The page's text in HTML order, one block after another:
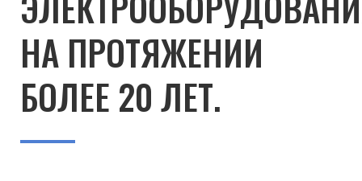
НА ПРОТЯЖЕНИИ
БОЛЕЕ 20 ЛЕТ.